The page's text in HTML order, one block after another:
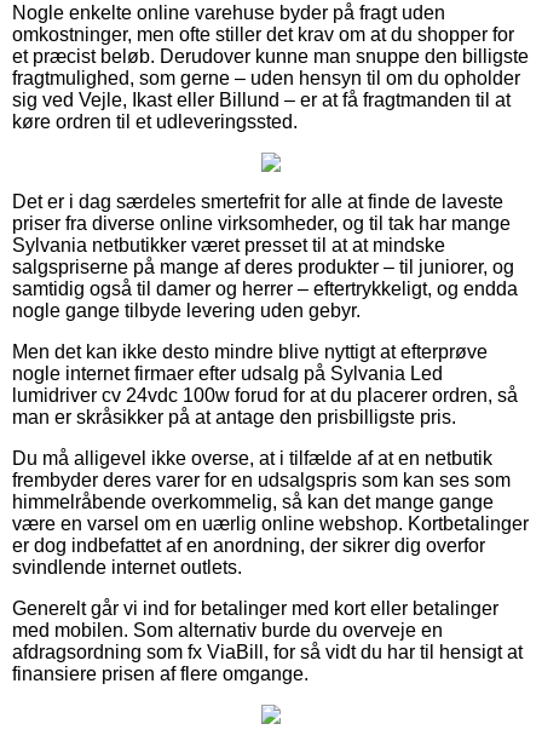
Nogle enkelte online varehuse byder på fragt uden
omkostninger, men ofte stiller det krav om at du shopper for
et præcist beløb. Derudover kunne man snuppe den billigste
fragtmulighed, som gerne – uden hensyn til om du opholder
sig ved Vejle, Ikast eller Billund – er at få fragtmanden til at
køre ordren til et udleveringssted.
Det er i dag særdeles smertefrit for alle at finde de laveste
priser fra diverse online virksomheder, og til tak har mange
Sylvania netbutikker været presset til at at mindske
salgspriserne på mange af deres produkter – til juniorer, og
samtidig også til damer og herrer – eftertrykkeligt, og endda
nogle gange tilbyde levering uden gebyr.
Men det kan ikke desto mindre blive nyttigt at efterprøve
nogle internet firmaer efter udsalg på Sylvania Led
lumidriver cv 24vdc 100w forud for at du placerer ordren, så
man er skråsikker på at antage den prisbilligste pris.
Du må alligevel ikke overse, at i tilfælde af at en netbutik
frembyder deres varer for en udsalgspris som kan ses som
himmelråbende overkommelig, så kan det mange gange
være en varsel om en uærlig online webshop. Kortbetalinger
er dog indbefattet af en anordning, der sikrer dig overfor
svindlende internet outlets.
Generelt går vi ind for betalinger med kort eller betalinger
med mobilen. Som alternativ burde du overveje en
afdragsordning som fx ViaBill, for så vidt du har til hensigt at
finansiere prisen af flere omgange.